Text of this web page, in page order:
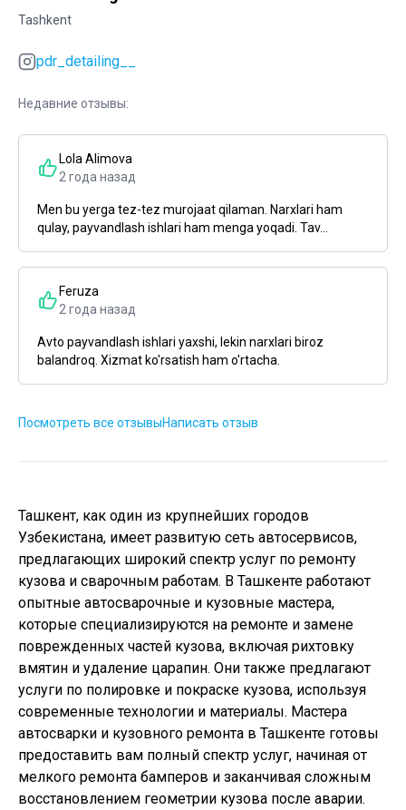
Tashkent
pdr_detailing__
Недавние отзывы:
Lola Alimova
2 года назад
Men bu yerga tez-tez murojaat qilaman. Narxlari ham
qulay, payvandlash ishlari ham menga yoqadi. Tav...
Feruza
2 года назад
Avto payvandlash ishlari yaxshi, lekin narxlari biroz
balandroq. Xizmat ko'rsatish ham o'rtacha.
Посмотреть все отзывыНаписать отзыв
Ташкент, как один из крупнейших городов
Узбекистана, имеет развитую сеть автосервисов,
предлагающих широкий спектр услуг по ремонту
кузова и сварочным работам. В Ташкенте работают
опытные автосварочные и кузовные мастера,
которые специализируются на ремонте и замене
поврежденных частей кузова, включая рихтовку
вмятин и удаление царапин. Они также предлагают
услуги по полировке и покраске кузова, используя
современные технологии и материалы. Мастера
автосварки и кузовного ремонта в Ташкенте готовы
предоставить вам полный спектр услуг, начиная от
мелкого ремонта бамперов и заканчивая сложным
восстановлением геометрии кузова после аварии.